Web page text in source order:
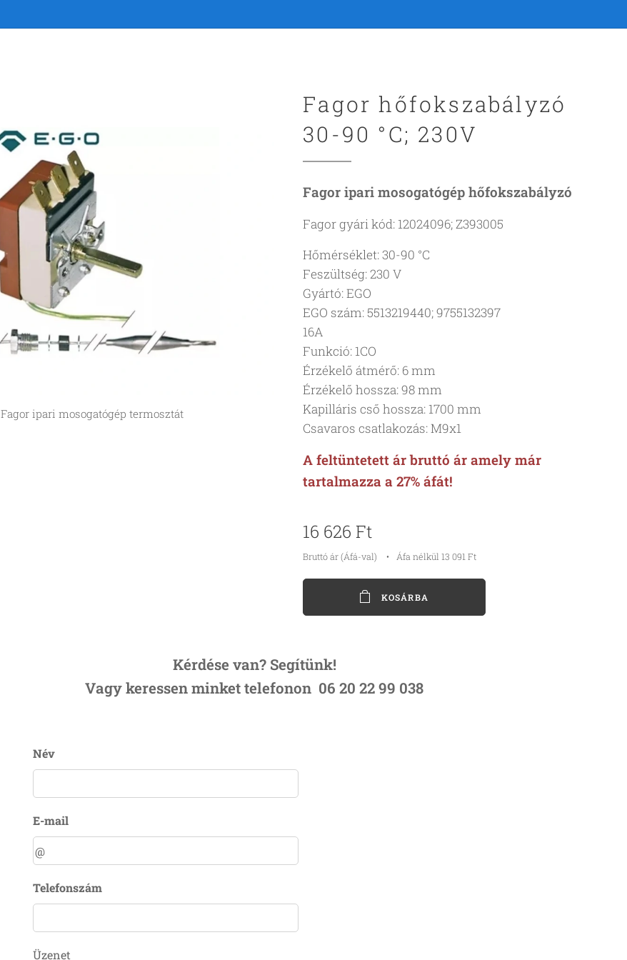
Fagor hőfokszabályzó
30-90 °C; 230V
Fagor ipari mosogatógép termosztát
Fagor ipari mosogatógép hőfokszabályzó
Fagor gyári kód: 12024096; Z393005
Hőmérséklet: 30-90 °C
Feszültség: 230 V
Gyártó: EGO
EGO szám: 5513219440; 9755132397
16A
Funkció: 1CO
Érzékelő átmérő: 6 mm
Érzékelő hossza: 98 mm
Kapilláris cső hossza: 1700 mm
Csavaros csatlakozás: M9x1
A feltüntetett ár bruttó ár amely már
tartalmazza a 27% áfát!
16 626 Ft
Bruttó ár (Áfá-val) Áfa nélkül 13 091 Ft
KOSÁRBA
Kérdése van? Segítünk!
Vagy keressen minket telefonon 06 20 22 99 038
Név
E-mail
Telefonszám
Üzenet